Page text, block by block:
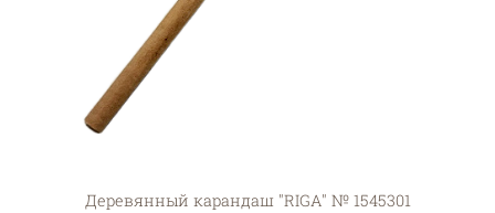
Деревянный карандаш "RIGA" № 1545301